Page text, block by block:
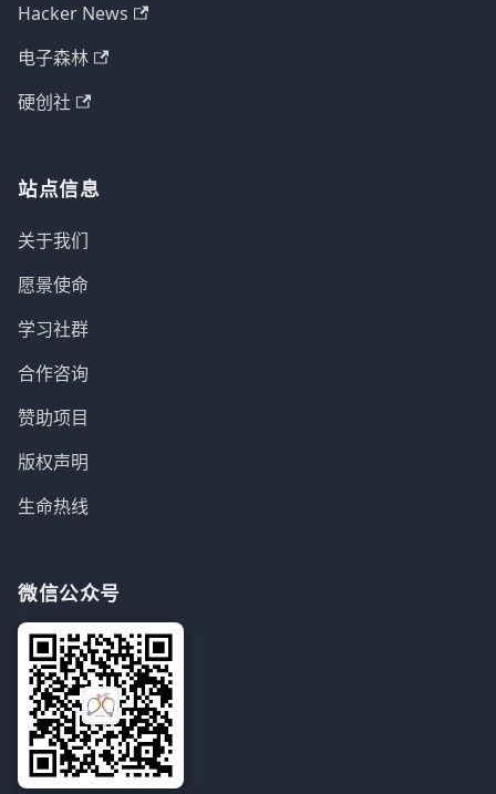
Hacker News
电子森林
硬创社
站点信息
关于我们
愿景使命
学习社群
合作咨询
赞助项目
版权声明
生命热线
微信公众号